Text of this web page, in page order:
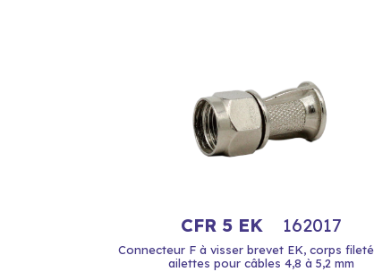
CFR 5 EK 162017
Connecteur F à visser brevet EK, corps
ailettes pour câbles 4,8 à 5,2 mm